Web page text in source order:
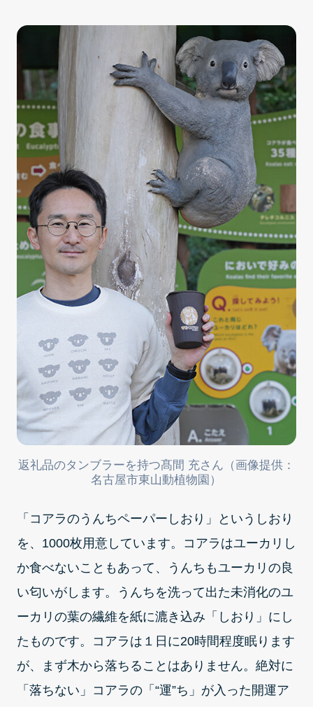
返礼品のタンブラーを持つ髙間 充さん（画像提供：
名古屋市東山動植物園）
「コアラのうんちペーパーしおり」というしおり
を、1000枚用意しています。コアラはユーカリし
か食べないこともあって、うんちもユーカリの良
い匂いがします。うんちを洗って出た未消化のユ
ーカリの葉の繊維を紙に漉き込み「しおり」にし
たものです。コアラは１日に20時間程度眠ります
が、まず木から落ちることはありません。絶対に
「落ちない」コアラの「“運”ち」が入った開運ア